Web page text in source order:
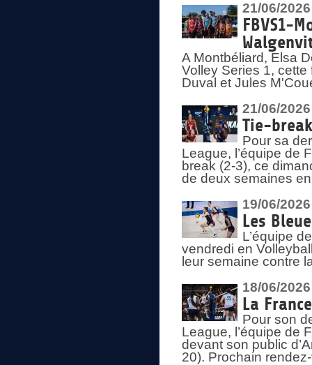
21/06/2026
FBVS1-
A Montbéliard, Elsa
Volley Series 1,
Duval et Jules
21/06/2026
Tie-
Pour sa
League, l’équipe de
break (2-3), ce
de deux semaines
19/06/2026
Les
L’équipe
vendredi en
leur semaine contre
18/06/2026
La
Pour son
League, l’équipe de
devant son public
20). Prochain